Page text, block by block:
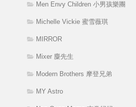
Men Envy Children 小男孩樂團
Michelle Vickie 蜜雪薇琪
MIRROR
Mixer 麋先生
Modern Brothers 摩登兄弟
MY Astro